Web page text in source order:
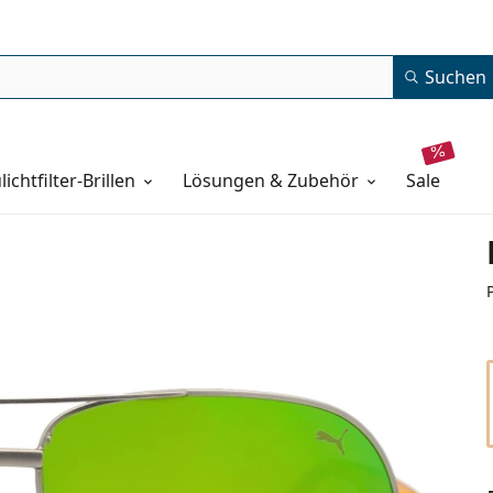
Suchen
Brillen Lösungen & Zubehör sale